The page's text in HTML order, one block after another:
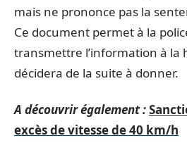
mais ne prononce pas la
Ce document permet à la
transmettre l’information à la
décidera de la suite à donner.
A découvrir également :
excès de vitesse de 40 km/h